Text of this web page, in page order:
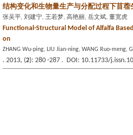
结构变化和生物量生产与分配过程下苜蓿
张吴平, 刘建宁, 王若梦, 高艳丽, 岳文斌, 董宽虎
Functional-Structural Model of Alfalfa
on
ZHANG Wu-ping, LIU Jian-ning, WANG Ruo-meng,
. 2013, (2): 280 -287 . DOI: 10.11733/